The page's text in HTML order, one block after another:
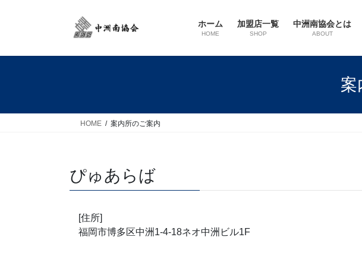
ホーム
HOME
加盟店一覧
SHOP
中洲南協会とは
ABOUT
案
HOME 案内所のご案内
ぴゅあらば
[住所]
福岡市博多区中洲1-4-18ネオ中洲ビル1F